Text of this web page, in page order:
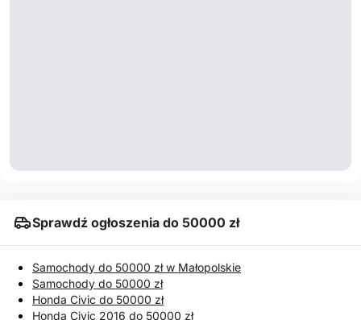
Sprawdź ogłoszenia do 50000 zł
Samochody do 50000 zł w Małopolskie
Samochody do 50000 zł
Honda Civic do 50000 zł
Honda Civic 2016 do 50000 zł